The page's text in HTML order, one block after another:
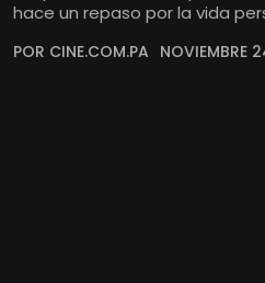
hace un repaso por la vida
POR CINE.COM.PA NOVIEMBRE